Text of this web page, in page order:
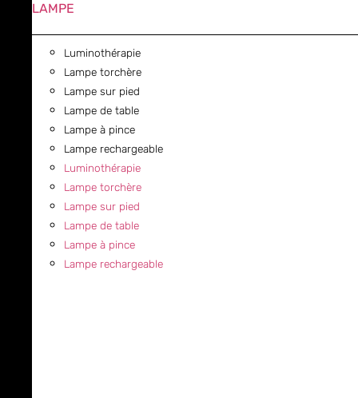
LAMPE
Luminothérapie
Lampe torchère
Lampe sur pied
Lampe de table
Lampe à pince
Lampe rechargeable
Luminothérapie
Lampe torchère
Lampe sur pied
Lampe de table
Lampe à pince
Lampe rechargeable